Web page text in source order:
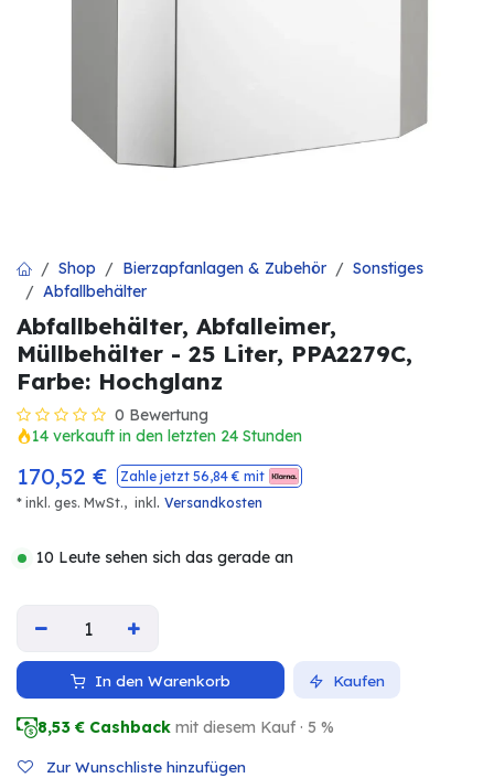
Shop Bierzapfanlagen & Zubehör
Sonstiges
Abfallbehälter
Abfallbehälter, Abfalleimer,
Müllbehälter - 25 Liter, PPA2279C,
Farbe: Hochglanz
0 Bewertung
14 verkauft in den letzten 24 Stunden
170,52 € Zahle jetzt 56,84€ mit
* inkl. ges. MwSt., inkl . Versandkosten
10 Leute sehen sich das gerade an
In den Warenkorb Kaufen
8,53 € Cashback mit diesem Kauf · 5 %
Zur Wunschliste hinzufügen